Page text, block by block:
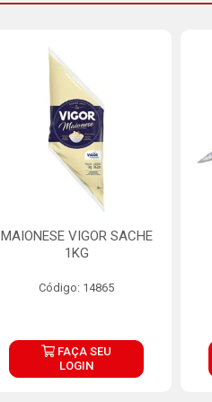
MAIONESE VIGOR SACHE
1KG
Código: 14865
FAÇA SEU
LOGIN